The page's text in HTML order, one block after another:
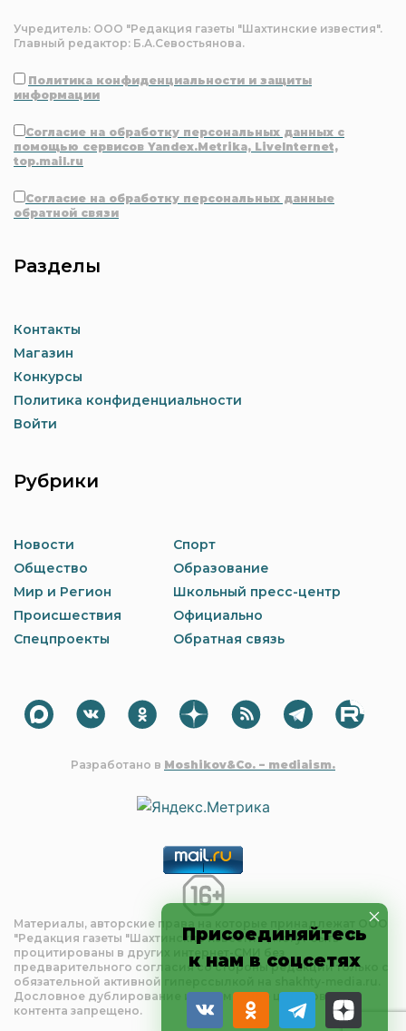
Учредитель: ООО "Редакция газеты "Шахтинские известия".
Главный редактор: Б.А.Севостьянова.
Политика конфиденциальности и защиты
информации
Согласие на обработку персональных данных с
помощью сервисов Yandex.Metrika, LiveInternet,
top.mail.ru
Согласие на обработку персональных данные
обратной связи
Разделы
Контакты
Магазин
Конкурсы
Политика конфиденциальности
Войти
Рубрики
Новости
Общество
Мир и Регион
Происшествия
Спецпроекты
Спорт
Образование
Школьный пресс-центр
Официально
Обратная связь
Разработано в Moshikov&Co. – mediaism.
Материалы, авторские права на которые принадлежат OOO
"Редакция газеты "Шахтинские известия", могут быть
процитированы в других интернет-СМИ без
предварительного согласия со стороны редакции только с
обязательной активной гиперссылкой на shakhty-media.ru.
Дословное дублирование и чрезмерное цитирование
контента запрещено.
Присоединяйтесь
к нам в соцсетях